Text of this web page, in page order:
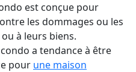
est conçue pour
les dommages ou les
à leurs biens.
a tendance à être
pour une maison